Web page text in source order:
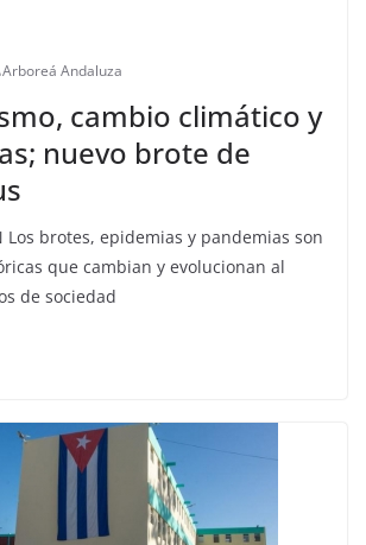
Arboreá Andaluza
cambio climático y
nuevo brote de
Los brotes, epidemias y pandemias son
que cambian y evolucionan al
de sociedad